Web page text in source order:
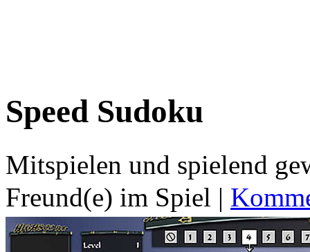
Speed Sudoku
Mitspielen und spielend
Freund(e) im Spiel |